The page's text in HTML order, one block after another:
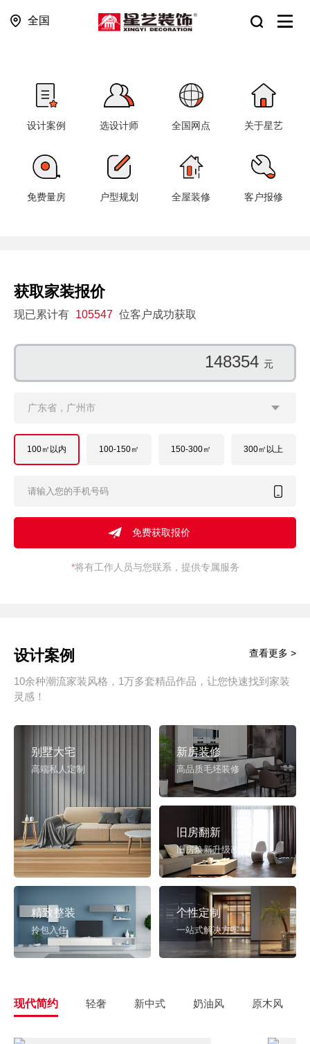
全国
设计案例 选设计师 全国网点 关于星艺
免费量房 户型规划 全屋装修 客户报修
获取家装报价
现已累计有 105547 位客户成功获取
92060 元
广东省，广州市
100㎡以内 100-150㎡ 150-300㎡ 300㎡以上
*将有工作人员与您联系，提供专属服务
设计案例
10余种潮流家装风格，1万多套精品作品，让您快速找到家装
灵感！
查看更多 >
别墅大宅
高端私人定制
新房装修
高品质毛坯装修
旧房翻新
旧房焕新升级改造
精致整装
拎包入住
个性定制
一站式解决方案
现代简约 轻奢 新中式 奶油风 原木风